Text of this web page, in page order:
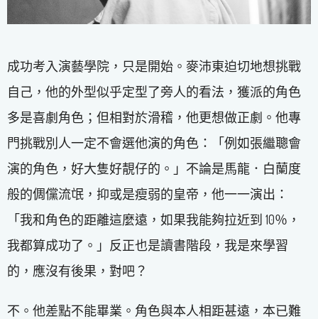
成功考入演藝學院，只是開始。麥沛東迫切地想挑戰
自己，他的外型似乎定型了旁人的看法，獲派的角色
多是喜劇角色；但相對於滑稽，他更想做正劇。他專
門挑戰別人一定不會選他演的角色：「例如張繼聰會
演的角色，好大隻好靚仔的。」不論是馬龍．白蘭度
般的倜儻流氓，抑或是瘦弱的皇帝，他一一演出：
「我和角色的距離這麼遠，如果我能夠拉近到 10％，
我都算成功了。」反正也是讀書階段，我是來學習
的，應沒有後果，對吧？
不。他差點不能畢業。角色與本人相距甚遠，本已難